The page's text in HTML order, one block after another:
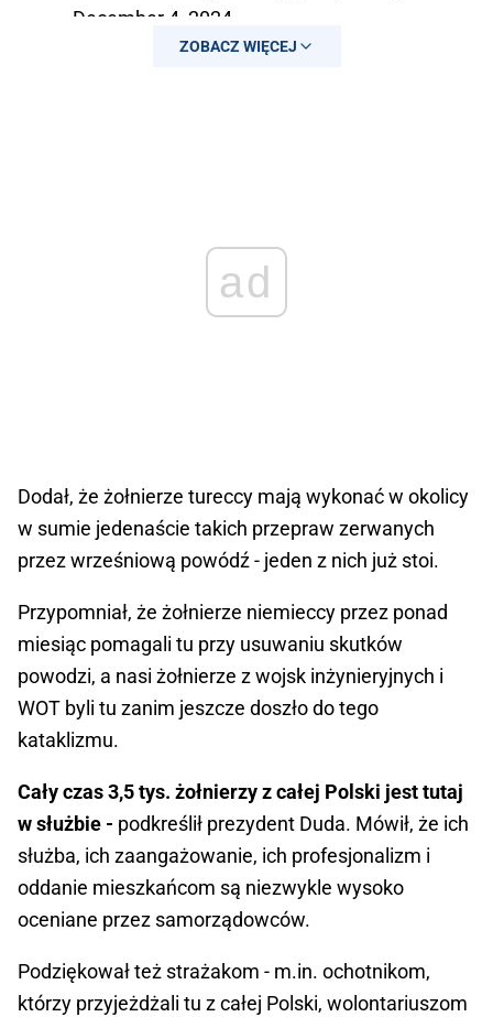
December 4, 2024
ZOBACZ WIĘCEJ
ad
Dodał, że żołnierze tureccy mają wykonać w okolicy
w sumie jedenaście takich przepraw zerwanych
przez wrześniową powódź - jeden z nich już stoi.
Przypomniał, że żołnierze niemieccy przez ponad
miesiąc pomagali tu przy usuwaniu skutków
powodzi, a nasi żołnierze z wojsk inżynieryjnych i
WOT byli tu zanim jeszcze doszło do tego
kataklizmu.
Cały czas 3,5 tys. żołnierzy z całej Polski jest tutaj
w służbie - podkreślił prezydent Duda. Mówił, że ich
służba, ich zaangażowanie, ich profesjonalizm i
oddanie mieszkańcom są niezwykle wysoko
oceniane przez samorządowców.
Podziękował też strażakom - m.in. ochotnikom,
którzy przyjeżdżali tu z całej Polski, wolontariuszom